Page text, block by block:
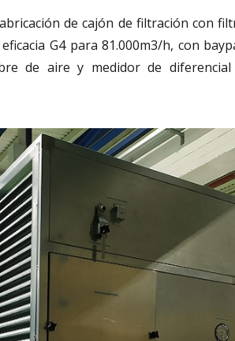
de cajón de filtración con
G4 para 81.000m3/h, con
de aire y medidor de